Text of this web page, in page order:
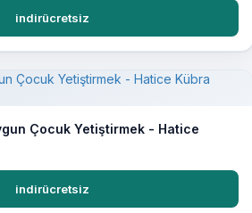
indirücretsiz
Çocuk Yetiştirmek - Hatice
indirücretsiz